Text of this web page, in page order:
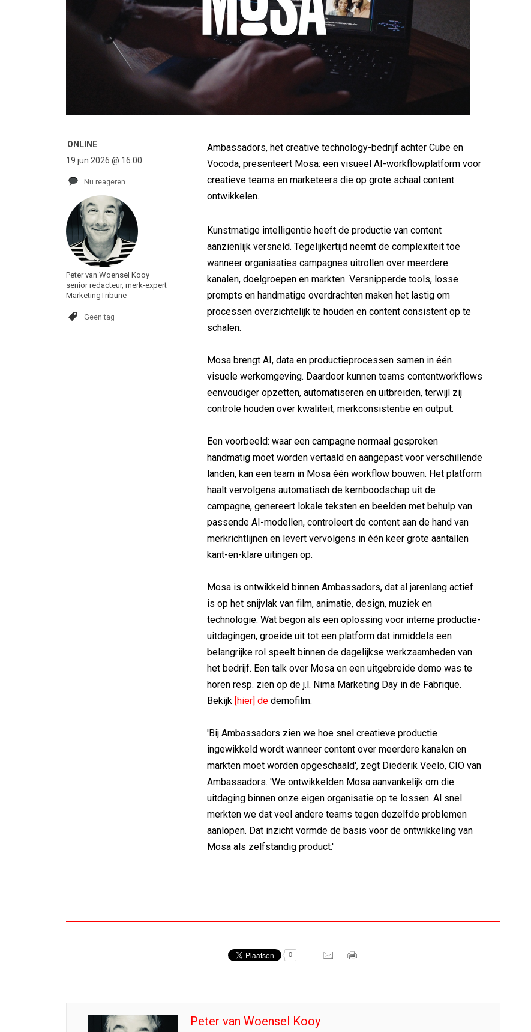
ONLINE
19 jun 2026 @ 16:00
Nu reageren
Peter van Woensel Kooy
senior redacteur, merk-expert
MarketingTribune
Geen tag
Ambassadors, het creative technology-bedrijf achter Cube en
Vocoda, presenteert Mosa: een visueel AI-workflowplatform voor
creatieve teams en marketeers die op grote schaal content
ontwikkelen.
Kunstmatige intelligentie heeft de productie van content
aanzienlijk versneld. Tegelijkertijd neemt de complexiteit toe
wanneer organisaties campagnes uitrollen over meerdere
kanalen, doelgroepen en markten. Versnipperde tools, losse
prompts en handmatige overdrachten maken het lastig om
processen overzichtelijk te houden en content consistent op te
schalen.
Mosa brengt AI, data en productieprocessen samen in één
visuele werkomgeving. Daardoor kunnen teams contentworkflows
eenvoudiger opzetten, automatiseren en uitbreiden, terwijl zij
controle houden over kwaliteit, merkconsistentie en output.
Een voorbeeld: waar een campagne normaal gesproken
handmatig moet worden vertaald en aangepast voor verschillende
landen, kan een team in Mosa één workflow bouwen. Het platform
haalt vervolgens automatisch de kernboodschap uit de
campagne, genereert lokale teksten en beelden met behulp van
passende AI-modellen, controleert de content aan de hand van
merkrichtlijnen en levert vervolgens in één keer grote aantallen
kant-en-klare uitingen op.
Mosa is ontwikkeld binnen Ambassadors, dat al jarenlang actief
is op het snijvlak van film, animatie, design, muziek en
technologie. Wat begon als een oplossing voor interne productie-
uitdagingen, groeide uit tot een platform dat inmiddels een
belangrijke rol speelt binnen de dagelijkse werkzaamheden van
het bedrijf. Een talk over Mosa en een uitgebreide demo was te
horen resp. zien op de j.l. Nima Marketing Day in de Fabrique.
Bekijk [hier] de demofilm.
'Bij Ambassadors zien we hoe snel creatieve productie
ingewikkeld wordt wanneer content over meerdere kanalen en
markten moet worden opgeschaald', zegt Diederik Veelo, CIO van
Ambassadors. 'We ontwikkelden Mosa aanvankelijk om die
uitdaging binnen onze eigen organisatie op te lossen. Al snel
merkten we dat veel andere teams tegen dezelfde problemen
aanlopen. Dat inzicht vormde de basis voor de ontwikkeling van
Mosa als zelfstandig product.'
0
Peter van Woensel Kooy